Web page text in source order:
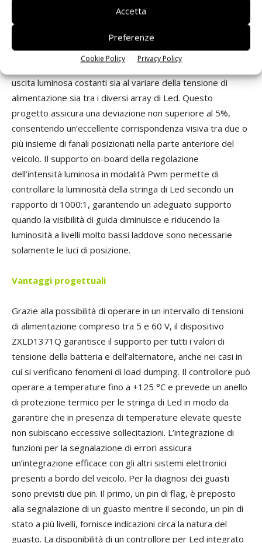
Accetta
Preferenze
Cookie Policy Privacy Policy
isteretico modificato in modo da garantire un’elevata
accuratezza per quel che riguarda la corrente in ciascuna
delle tre modalità. L’accuratezza della corrente è un fattore
di estrema importanza per assicurare che il pilotaggio dei
uscita luminosa costanti sia al variare della tensione di
alimentazione sia tra i diversi array di Led. Questo
progetto assicura una deviazione non superiore al 5%,
consentendo un’eccellente corrispondenza visiva tra due o
più insieme di fanali posizionati nella parte anteriore del
veicolo. Il supporto on-board della regolazione
dell’intensità luminosa in modalità Pwm permette di
controllare la luminosità della stringa di Led secondo un
rapporto di 1000:1, garantendo un adeguato supporto
quando la visibilità di guida diminuisce e riducendo la
luminosità a livelli molto bassi laddove sono necessarie
solamente le luci di posizione.
Vantaggi progettuali
Grazie alla possibilità di operare in un intervallo di tensioni
di alimentazione compreso tra 5 e 60 V, il dispositivo
ZXLD1371Q garantisce il supporto per tutti i valori di
tensione della batteria e dell’alternatore, anche nei casi in
cui si verificano fenomeni di load dumping. Il controllore può
operare a temperature fino a +125 °C e prevede un anello
di protezione termico per le stringa di Led in modo da
garantire che in presenza di temperature elevate queste
non subiscano eccessive sollecitazioni. L’integrazione di
funzioni per la segnalazione di errori assicura
un’integrazione efficace con gli altri sistemi elettronici
presenti a bordo del veicolo. Per la diagnosi dei guasti
sono previsti due pin. Il primo, un pin di flag, è preposto
alla segnalazione di un guasto mentre il secondo, un pin di
stato a più livelli, fornisce indicazioni circa la natura del
guasto. La disponibilità di un controllore per Led integrato